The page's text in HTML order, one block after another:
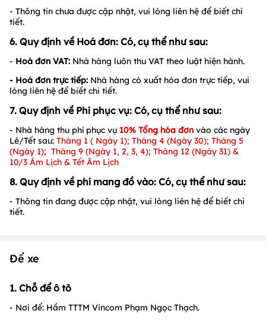
- Thông tin chưa được cập nhật, vui lòng liên hệ để biết chi
tiết.
6. Quy định về Hoá đơn: Có, cụ thể như sau:
- Hoá đơn VAT: Nhà hàng luôn thu VAT theo luật hiện hành.
- Hoá đơn trực tiếp: Nhà hàng có xuất hóa đơn trực tiếp, vui
lòng liên hệ để biết chi tiết.
7. Quy định về Phí phục vụ: Có, cụ thể như sau:
- Nhà hàng thu phí phục vụ 10% Tổng hóa đơn vào các ngày
Lê/Tết sau: Tháng 1 ( Ngày 1); Tháng 4 (Ngày 30); Tháng 5
(Ngày 1); Tháng 9 (Ngày 1, 2, 3, 4); Tháng 12 (Ngày 31) &
10/3 Âm Lịch & Tết Âm Lịch
8. Quy định về phí mang đồ vào: Có, cụ thể như sau:
- Thông tin đang được cập nhật, vui lòng liên hệ để biết chi
tiết.
Để xe
1. Chỗ để ô tô
- Nơi để: Hầm TTTM Vincom Phạm Ngọc Thạch.